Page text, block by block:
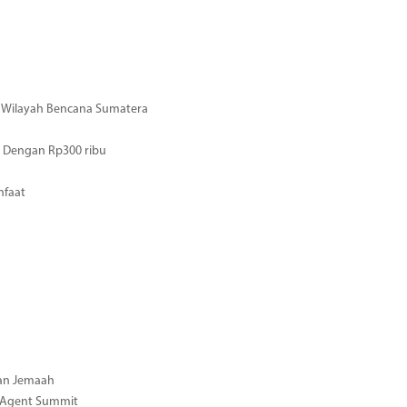
Bencana Sumatera
Rp300 ribu
Jemaah
Summit